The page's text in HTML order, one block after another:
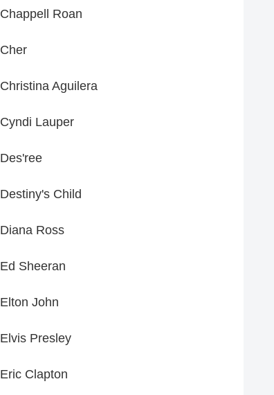
Chappell Roan
Cher
Christina Aguilera
Cyndi Lauper
Des'ree
Destiny's Child
Diana Ross
Ed Sheeran
Elton John
Elvis Presley
Eric Clapton